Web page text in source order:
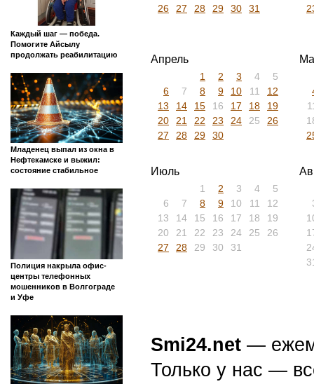
Каждый шаг — победа.
Помогите Айсылу
продолжать реабилитацию
Младенец выпал из окна в
Нефтекамске и выжил:
состояние стабильное
Полиция накрыла офис-
центры телефонных
мошенников в Волгограде
и Уфе
26
27 28 29 30 31
Апрель
1 2 3 4
5
6
7 8 9 10 11
12
13
14 15 16 17 18
19
20
21 22 23 24 25
26
27
28 29 30
Июль
1 2 3 4
5
6
7 8 9 10 11
12
13
14 15 16 17 18
19
20
21 22 23 24 25
26
27
28 29 30 31
Smi24.net —
Только у нас —